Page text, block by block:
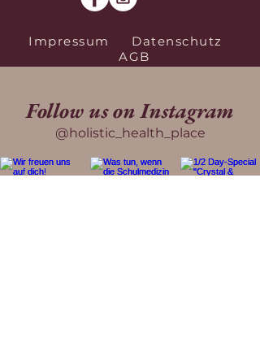
Impressum
Datenschutz
AGB
Follow us on Instagram
@holistic_health_place